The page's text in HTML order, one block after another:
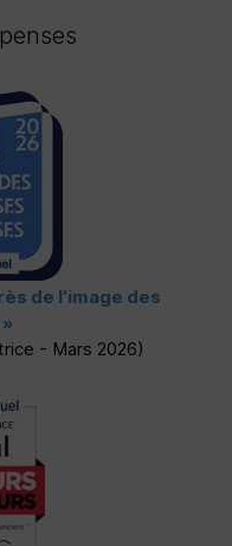
de l'image des
- Mars 2026)